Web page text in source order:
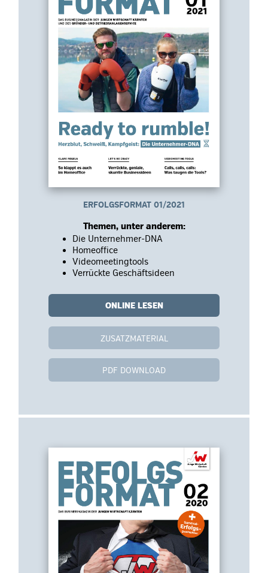
ERFOLGSFORMAT 01/2021
Themen, unter anderem:
Die Unternehmer-DNA
Homeoffice
Videomeetingtools
Verrückte Geschäftsideen
ONLINE LESEN
ZUSATZMATERIAL
PDF DOWNLOAD